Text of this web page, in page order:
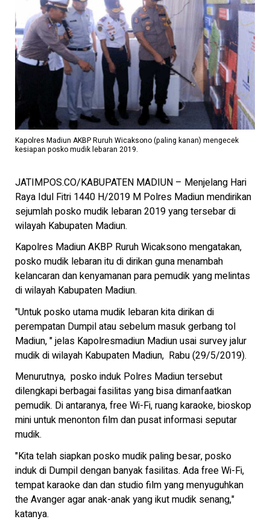
Kapolres Madiun AKBP Ruruh Wicaksono (paling kanan) mengecek
kesiapan posko mudik lebaran 2019.
JATIMPOS.CO/KABUPATEN MADIUN – Menjelang Hari
Raya Idul Fitri 1440 H/2019 M Polres Madiun mendirikan
sejumlah posko mudik lebaran 2019 yang tersebar di
wilayah Kabupaten Madiun.
Kapolres Madiun AKBP Ruruh Wicaksono mengatakan,
posko mudik lebaran itu di dirikan guna menambah
kelancaran dan kenyamanan para pemudik yang melintas
di wilayah Kabupaten Madiun.
"Untuk posko utama mudik lebaran kita dirikan di
perempatan Dumpil atau sebelum masuk gerbang tol
Madiun, " jelas Kapolresmadiun Madiun usai survey jalur
mudik di wilayah Kabupaten Madiun, Rabu (29/5/2019).
Menurutnya, posko induk Polres Madiun tersebut
dilengkapi berbagai fasilitas yang bisa dimanfaatkan
pemudik. Di antaranya, free Wi-Fi, ruang karaoke, bioskop
mini untuk menonton film dan pusat informasi seputar
mudik.
"Kita telah siapkan posko mudik paling besar, posko
induk di Dumpil dengan banyak fasilitas. Ada free Wi-Fi,
tempat karaoke dan dan studio film yang menyuguhkan
the Avanger agar anak-anak yang ikut mudik senang,"
katanya.